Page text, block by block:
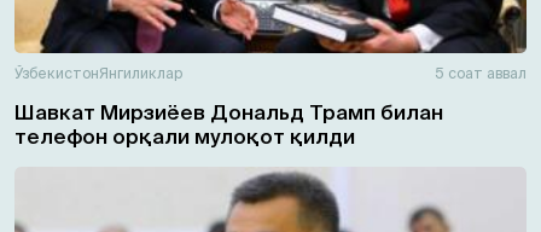
ЎзбекистонЯнгиликлар 5 соат аввал
Шавкат Мирзиёев Дональд Трамп билан
телефон орқали мулоқот қилди